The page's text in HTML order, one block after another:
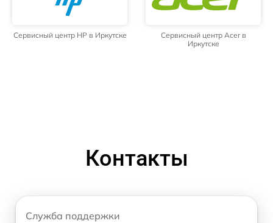
Сервисный центр HP в Иркутске
Сервисный центр Acer в
Иркутске
Контакты
Служба поддержки